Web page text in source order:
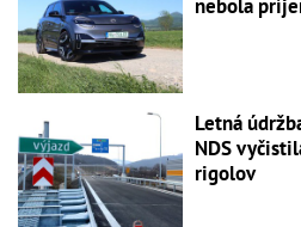
nebola
Letná
NDS
rigolov